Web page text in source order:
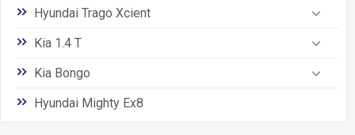
Hyundai Trago Xcient
Kia 1.4 T
Kia Bongo
Hyundai Mighty Ex8